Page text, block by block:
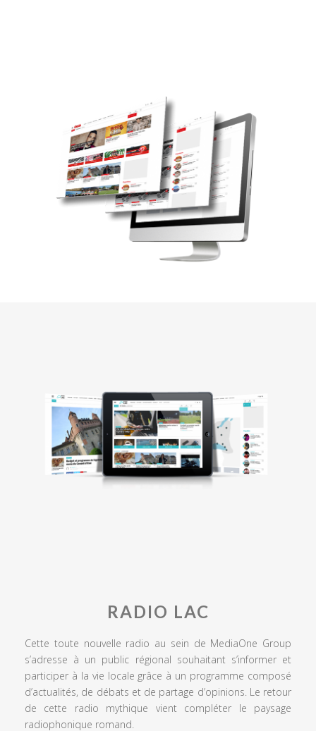
RADIO LAC
Cette toute nouvelle radio au sein de MediaOne Group
s’adresse à un public régional souhaitant s’informer et
participer à la vie locale grâce à un programme composé
d’actualités, de débats et de partage d’opinions. Le retour
de cette radio mythique vient compléter le paysage
radiophonique romand.